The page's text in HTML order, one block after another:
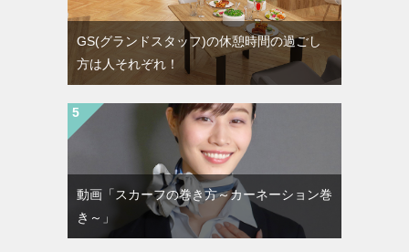
GS(グランドスタッフ)の休憩時間の過ごし
方は人それぞれ！
動画「スカーフの巻き方～カーネーション巻
き～」